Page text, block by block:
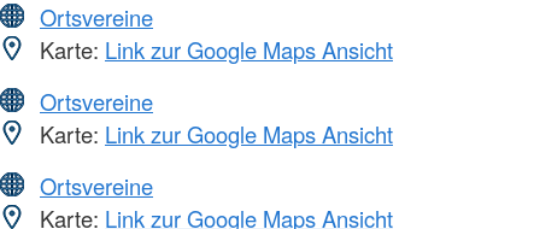
Ortsvereine
Karte: Link zur Google Maps Ansicht
Ortsvereine
Karte: Link zur Google Maps Ansicht
Ortsvereine
Karte: Link zur Google Maps Ansicht